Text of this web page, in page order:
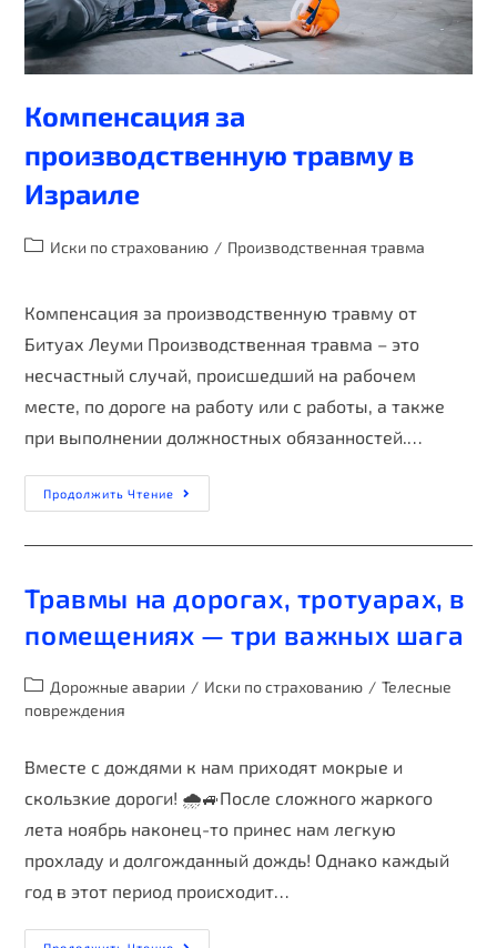
Компенсация за
производственную травму в
Израиле
Иски по страхованию / Производственная травма
Компенсация за производственную травму от
Битуах Леуми Производственная травма – это
несчастный случай, происшедший на рабочем
месте, по дороге на работу или с работы, а также
при выполнении должностных обязанностей.…
Продолжить Чтение
Травмы на дорогах, тротуарах, в
помещениях — три важных шага
Дорожные аварии / Иски по страхованию / Телесные
повреждения
Вместе с дождями к нам приходят мокрые и
скользкие дороги! 🌧️🚙После сложного жаркого
лета ноябрь наконец-то принес нам легкую
прохладу и долгожданный дождь! Однако каждый
год в этот период происходит…